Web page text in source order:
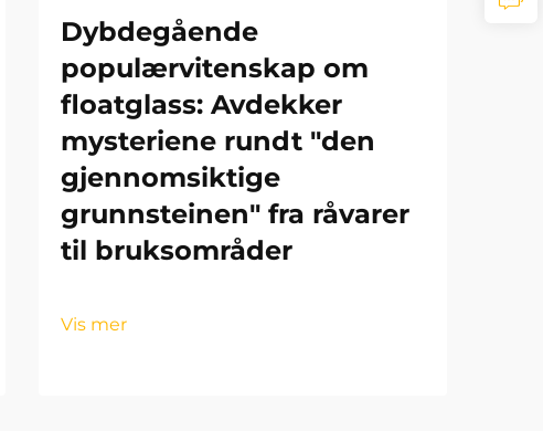
Dybdegående
populærvitenskap om
floatglass: Avdekker
mysteriene rundt "den
gjennomsiktige
grunnsteinen" fra råvarer
til bruksområder
Vis mer